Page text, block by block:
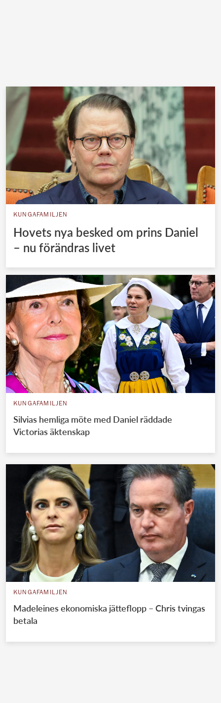
KUNGAFAMILJEN
Hovets nya besked om prins Daniel
– nu förändras livet
KUNGAFAMILJEN
Silvias hemliga möte med Daniel räddade
Victorias äktenskap
KUNGAFAMILJEN
Madeleines ekonomiska jätteflopp – Chris tvingas
betala